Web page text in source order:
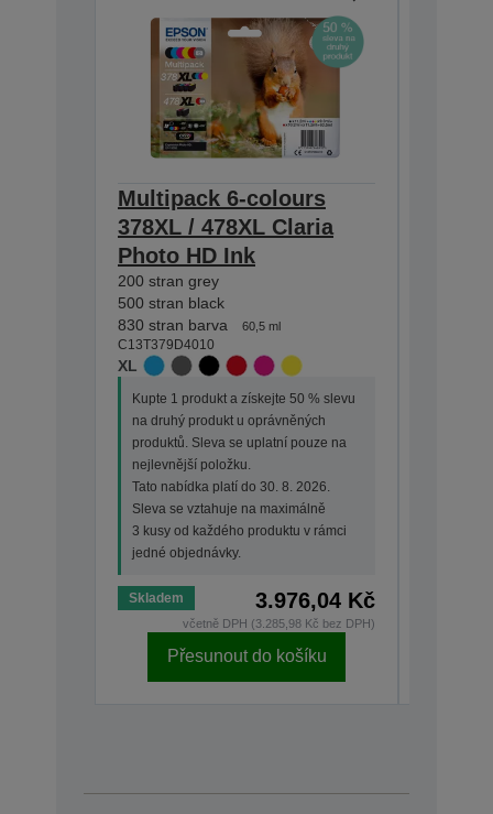
Multipack 6-colours
378XL / 478XL Claria
Photo HD Ink
200 stran grey
500 stran black
830 stran barva
60,5 ml
C13T379D4010
XL
Kupte 1 produkt a získejte 50 % slevu
na druhý produkt u oprávněných
produktů. Sleva se uplatní pouze na
nejlevnější položku.
Tato nabídka platí do 30. 8. 2026.
Sleva se vztahuje na maximálně
3 kusy od každého produktu v rámci
jedné objednávky.
Skladem 3.976,04 Kč
včetně DPH (3.285,98 Kč bez DPH)
Přesunout do košíku